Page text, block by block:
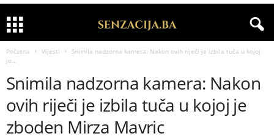
Početna Vijesti
Snimila nadzorna kamera: Nakon ovih riječi je izbila tuča u kojoj
je...
Snimila nadzorna kamera: Nakon
ovih riječi je izbila tuča u kojoj je
zboden Mirza Mavric